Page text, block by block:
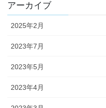
アーカイブ
2025年2月
2023年7月
2023年5月
2023年4月